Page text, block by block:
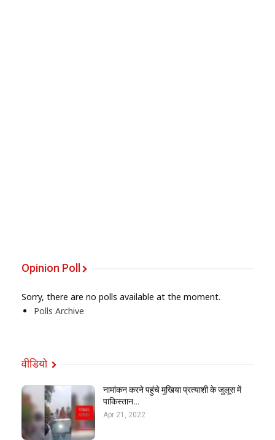
Opinion Poll
Sorry, there are no polls available at the moment.
Polls Archive
वीडियो
नामांकन करने पहुंचे मुखिया प्रत्याशी के जुलूस में
पाकिस्तान…
Apr 21, 2022